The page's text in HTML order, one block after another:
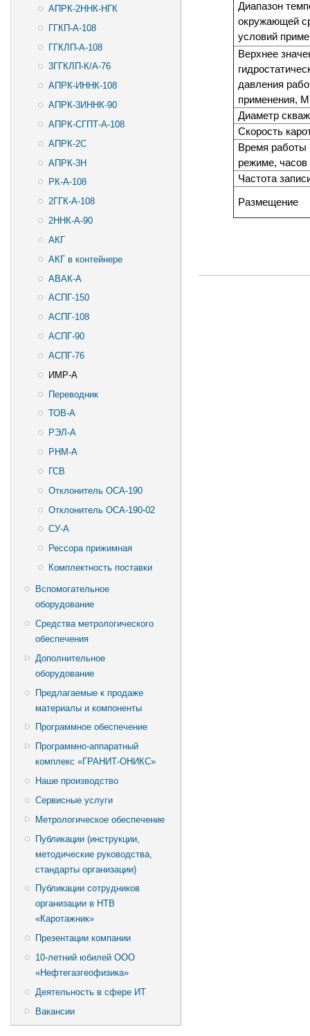
АПРК-2ННК-НГК
ГГКП-А-108
ГГКЛП-А-108
3ГГКЛП-К/А-76
АПРК-ИННК-108
АПРК-3ИННК-90
АПРК-СГПТ-А-108
АПРК-2С
АПРК-3Н
РК-А-108
2ГГК-А-108
2ННК-А-90
АКГ
АКГ в контейнере
АВАК-А
АСПГ-150
АСПГ-108
АСПГ-90
АСПГ-76
ИМР-А
Переводник
ТОВ-А
РЭЛ-А
РНМ-А
ГСВ
Отклонитель ОСА-190
Отклонитель ОСА-190-02
СУ-А
Рессора прижимная
Комплектность поставки
Вспомогательное
оборудование
Средства метрологического
обеспечения
Дополнительное
оборудование
Предлагаемые к продаже
материалы и компоненты
Программное обеспечение
Программно-аппаратный
комплекс «ГРАНИТ-ОНИКС»
Наше производство
Сервисные услуги
Метрологическое обеспечение
Публикации (инструкции,
методические руководства,
стандарты организации)
Публикации сотрудников
организации в НТВ
«Каротажник»
Презентации компании
10-летний юбилей ООО
«Нефтегазгеофизика»
Деятельность в сфере ИТ
Вакансии
Диапазон
окружающей
условий
Верхнее
давления
применения,
Диаметр
Скорость
Время работы
режиме,
Частота
Размещение